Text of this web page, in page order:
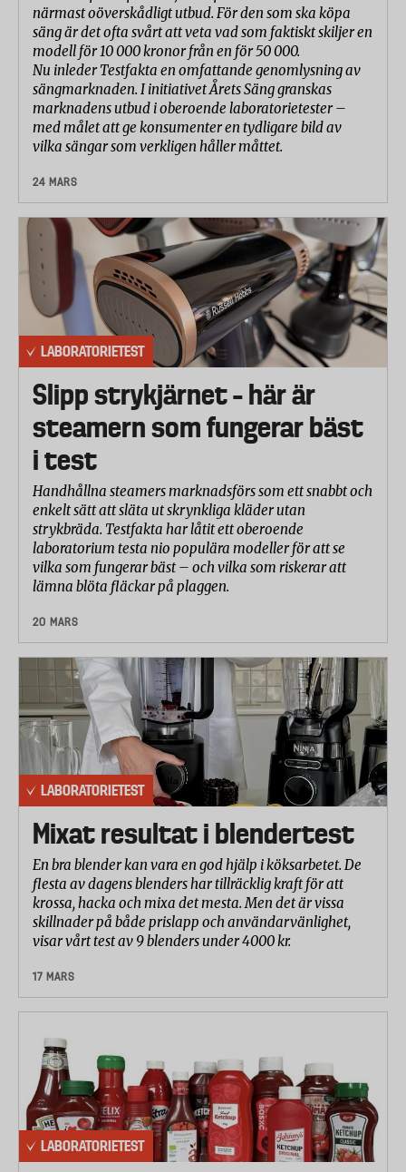
inte klarar det. Det finns ingen egen symbol för
torkskåp på tvättinstruktionen, och det är bara
några av fabrikaten som nämner det i det
finstilta.
Kappahl, Stadium, Polarn&Pyret och Lindex
uppger alla att deras overaller inte tål
torktumling, men att de tål torkskåp vid låg
temperatur. Men vad låg temperatur innebär
anges inte.
– Det är för att olika torkskåp har olika
beteckningar för hur varmt det är, säger Agneta
Häll på Lindex.
– På en del står det i grader, på andra är det ett
antal prickar. Men för vår overall ska man
välja det lägsta som står på torkskåpet. Det
sitter ett vattentätt membran på insidan av
materialet och blir det för varmt så riskerar det
att släppa från tyget.
H&M uppger att deras overall klarar torkskåp
vid låg temperatur, och torktumling vid normal
temperatur. Reima skriver på
tvättinstruktionen att plagget klarar
torktumling och torkskåp vid låg temperatur.
Name It klarar varken torkskåp eller tumling.
Läs årets test här –
närmast oöverskådligt utbud. För den som ska köpa
säng är det ofta svårt att veta vad som faktiskt skiljer en
modell för 10 000 kronor från en för 50 000.
Nu inleder Testfakta en omfattande genomlysning av
sängmarknaden. I initiativet Årets Säng granskas
marknadens utbud i oberoende laboratorietester –
med målet att ge konsumenter en tydligare bild av
vilka sängar som verkligen håller måttet.
24 MARS
LABORATORIETEST
Slipp strykjärnet – här är
steamern som fungerar bäst
i test
Handhållna steamers marknadsförs som ett snabbt och
enkelt sätt att släta ut skrynkliga kläder utan
strykbräda. Testfakta har låtit ett oberoende
laboratorium testa nio populära modeller för att se
vilka som fungerar bäst – och vilka som riskerar att
lämna blöta fläckar på plaggen.
20 MARS
LABORATORIETEST
Mixat resultat i blendertest
En bra blender kan vara en god hjälp i köksarbetet. De
flesta av dagens blenders har tillräcklig kraft för att
krossa, hacka och mixa det mesta. Men det är vissa
skillnader på både prislapp och användarvänlighet,
visar vårt test av 9 blenders under 4000 kr.
17 MARS
LABORATORIETEST